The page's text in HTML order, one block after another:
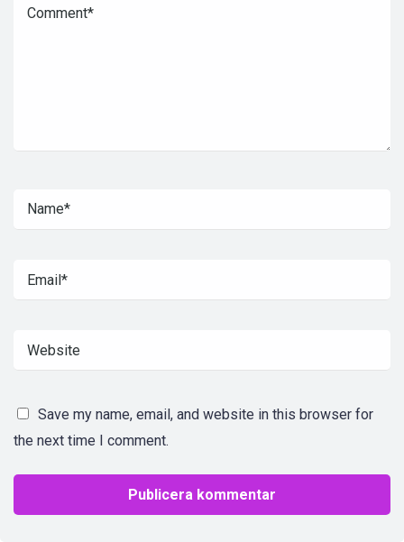
Save my name, email, and website in this browser for
the next time I comment.